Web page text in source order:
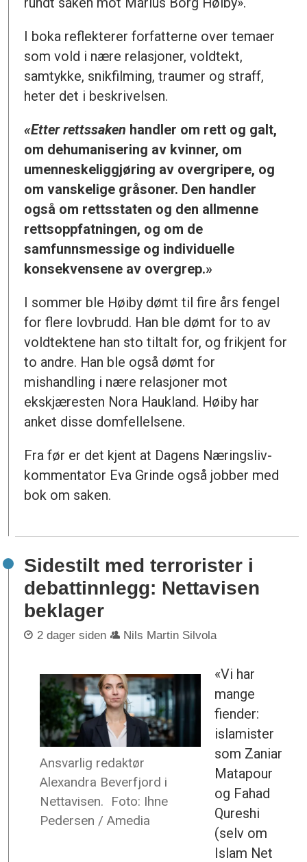
I boka reflekterer forfatterne over temaer
som vold i nære relasjoner, voldtekt,
samtykke, snikfilming, traumer og straff,
heter det i beskrivelsen.
«Etter rettssaken handler om rett og galt,
om dehumanisering av kvinner, om
umenneskeliggjøring av overgripere, og
om vanskelige gråsoner. Den handler
også om rettsstaten og den allmenne
rettsoppfatningen, og om de
samfunnsmessige og individuelle
konsekvensene av overgrep.»
I sommer ble Høiby dømt til fire års fengel
for flere lovbrudd. Han ble dømt for to av
voldtektene han sto tiltalt for, og frikjent for
to andre. Han ble også dømt for
mishandling i nære relasjoner mot
ekskjæresten Nora Haukland. Høiby har
anket disse domfellelsene.
Fra før er det kjent at Dagens Næringsliv-
kommentator Eva Grinde også jobber med
bok om saken.
Sidestilt med terrorister i
debattinnlegg: Nettavisen
beklager
2 dager siden Nils Martin Silvola
Ansvarlig redaktør
Alexandra Beverfjord i
Nettavisen.
Foto: Ihne
Pedersen / Amedia
«Vi har
mange
fiender:
islamister
som Zaniar
Matapour
og Fahad
Qureshi
(selv om
Islam Net